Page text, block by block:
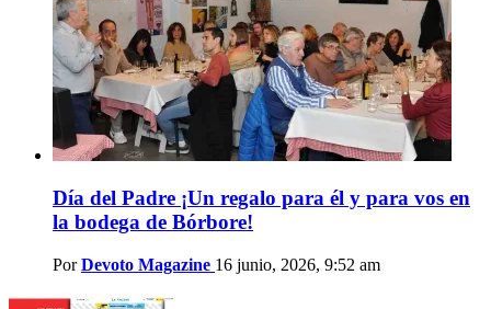
Día del Padre ¡Un regalo para él y para vos en
la bodega de Bórbore!
Por Devoto Magazine 16 junio, 2026, 9:52 am